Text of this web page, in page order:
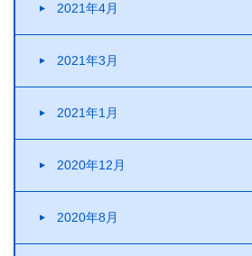
2021年4月
2021年3月
2021年1月
2020年12月
2020年8月